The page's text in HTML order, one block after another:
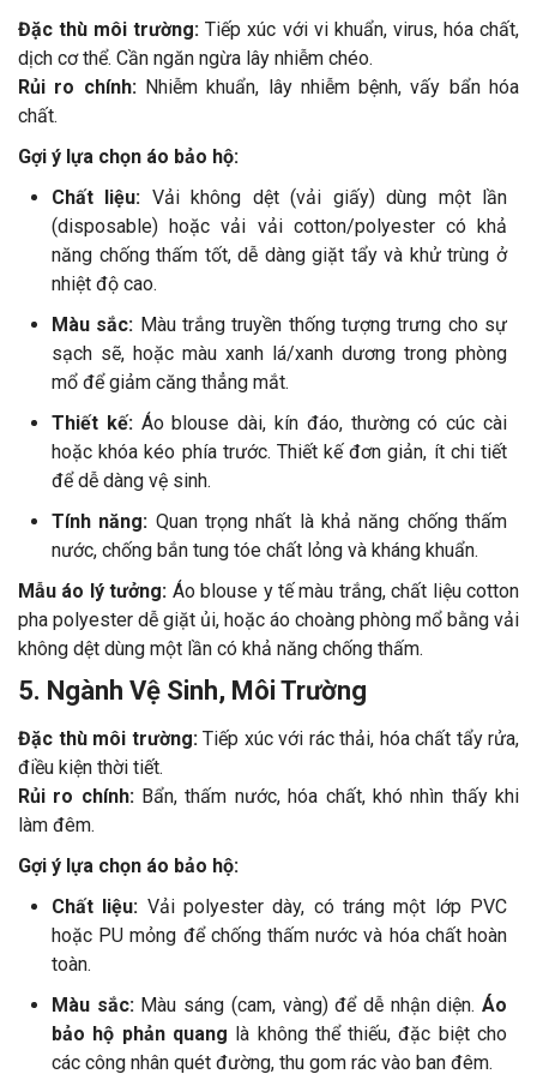
Đặc thù môi trường: Tiếp xúc với vi khuẩn, virus, hóa chất,
dịch cơ thể. Cần ngăn ngừa lây nhiễm chéo.
Rủi ro chính:Nhiễm khuẩn, lây nhiễm bệnh, vấy bẩn hóa
chất.
Gợi ý lựa chọn áo bảo hộ:
Chất liệu: Vải không dệt (vải giấy) dùng một lần
(disposable) hoặc vải vải cotton/polyester có khả
năng chống thấm tốt, dễ dàng giặt tẩy và khử trùng ở
nhiệt độ cao.
Màu sắc: Màu trắng truyền thống tượng trưng cho sự
sạch sẽ, hoặc màu xanh lá/xanh dương trong phòng
mổ để giảm căng thẳng mắt.
Thiết kế:Áo blouse dài, kín đáo, thường có cúc cài
hoặc khóa kéo phía trước. Thiết kế đơn giản, ít chi tiết
để dễ dàng vệ sinh.
Tính năng: Quan trọng nhất là khả năng chống thấm
nước, chống bắn tung tóe chất lỏng và kháng khuẩn.
Mẫu áo lý tưởng: Áo blouse y tế màu trắng, chất liệu cotton
pha polyester dễ giặt ủi, hoặc áo choàng phòng mổ bằng vải
không dệt dùng một lần có khả năng chống thấm.
5. Ngành Vệ Sinh, Môi Trường
Đặc thù môi trường:Tiếp xúc với rác thải, hóa chất tẩy rửa,
điều kiện thời tiết.
Rủi ro chính:Bẩn, thấm nước, hóa chất, khó nhìn thấy khi
làm đêm.
Gợi ý lựa chọn áo bảo hộ:
Chất liệu: Vải polyester dày, có tráng một lớp PVC
hoặc PU mỏng để chống thấm nước và hóa chất hoàn
toàn.
Màu sắc:Màu sáng (cam, vàng) để dễ nhận diện.Áo
bảo hộ phản quang là không thể thiếu, đặc biệt cho
các công nhân quét đường, thu gom rác vào ban đêm.